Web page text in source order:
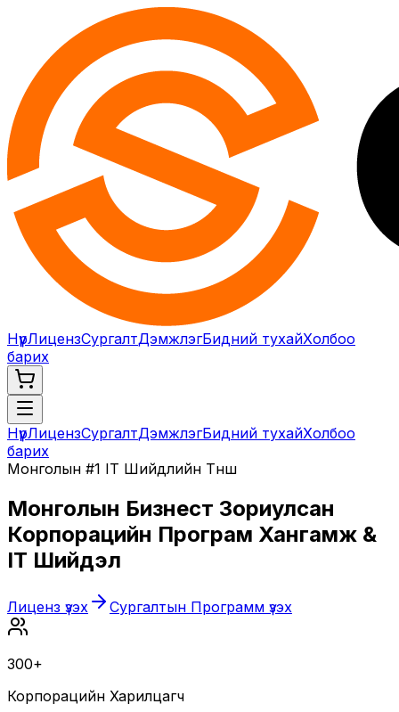
НүүрЛицензСургалтДэмжлэгБидний тухайХолбоо
барих
НүүрЛицензСургалтДэмжлэгБидний тухайХолбоо
барих
Монголын #1 IT Шийдлийн Түнш
Монголын Бизнест Зориулсан
Корпорацийн Програм Хангамж &
IT Шийдэл
Лиценз үзэх Сургалтын Программ үзэх
300+
Корпорацийн Харилцагч